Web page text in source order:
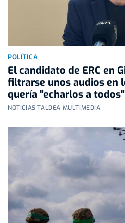
POLÍTICA
El candidato de ERC en
filtrarse unos audios en
quería "echarlos a todos"
NOTICIAS TALDEA MULTIMEDIA